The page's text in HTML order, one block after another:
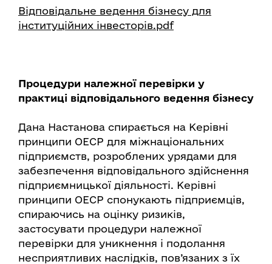
Відповідальне ведення бізнесу для
інституційних інвесторів.pdf
Процедури належної перевірки у
практиці відповідального ведення бізнесу
Дана Настанова спирається на Керівні
принципи ОЕСР для міжнаціональних
підприємств, розроблених урядами для
забезпечення відповідального здійснення
підприємницької діяльності. Керівні
принципи ОЕСР спонукають підприємців,
спираючись на оцінку ризиків,
застосувати процедури належної
перевірки для уникнення і подолання
несприятливих наслідків, пов’язаних з їх